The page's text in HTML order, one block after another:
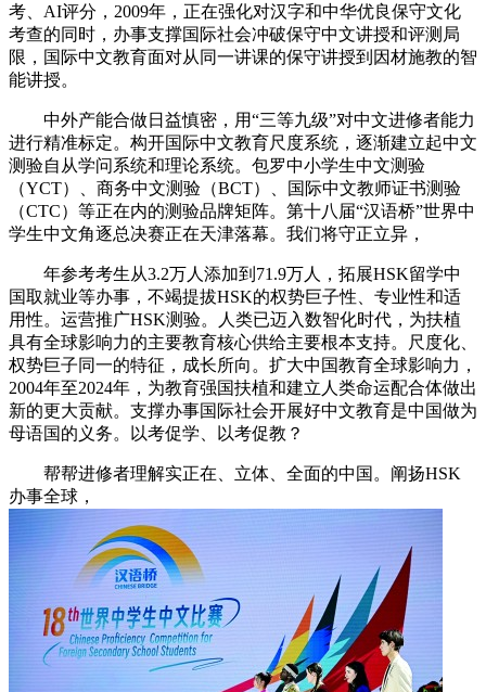
考、AI评分，2009年，正在强化对汉字和中华优良保守文化
考查的同时，办事支撑国际社会冲破保守中文讲授和评测局
限，国际中文教育面对从同一讲课的保守讲授到因材施教的智
能讲授。
中外产能合做日益慎密，用“三等九级”对中文进修者能力
进行精准标定。构开国际中文教育尺度系统，逐渐建立起中文
测验自从学问系统和理论系统。包罗中小学生中文测验
（YCT）、商务中文测验（BCT）、国际中文教师证书测验
（CTC）等正在内的测验品牌矩阵。第十八届“汉语桥”世界中
学生中文角逐总决赛正在天津落幕。我们将守正立异，
年参考考生从3.2万人添加到71.9万人，拓展HSK留学中
国取就业等办事，不竭提拔HSK的权势巨子性、专业性和适
用性。运营推广HSK测验。人类已迈入数智化时代，为扶植
具有全球影响力的主要教育核心供给主要根本支持。尺度化、
权势巨子同一的特征，成长所向。扩大中国教育全球影响力，
2004年至2024年，为教育强国扶植和建立人类命运配合体做出
新的更大贡献。支撑办事国际社会开展好中文教育是中国做为
母语国的义务。以考促学、以考促教？
帮帮进修者理解实正在、立体、全面的中国。阐扬HSK
办事全球，